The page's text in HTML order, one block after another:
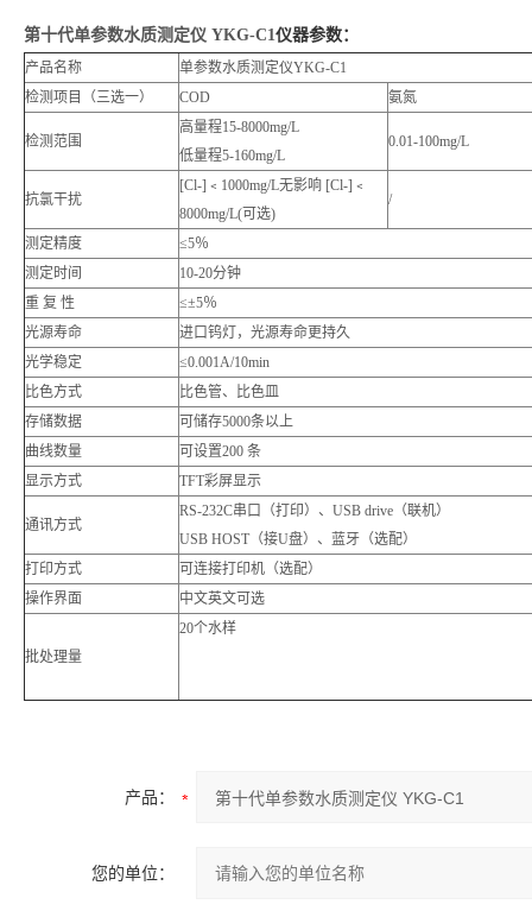
第十代单参数水质测定仪 YKG-C1仪器参数：
产品名称
单参数水质测定仪YKG-C1
检测项目（三选一）
COD 氨氮
检测范围
高量程15-8000mg/L
低量程5-160mg/L
0.01-100mg/L
抗氯干扰
[Cl-]﹤1000mg/L无影响 [Cl-]﹤
8000mg/L(可选)
/
测定精度
≤5％
测定时间
10-20分钟
重 复 性
≤±5％
光源寿命
进口钨灯，光源寿命更持久
光学稳定
≤0.001A/10min
比色方式
比色管、比色皿
存储数据
可储存5000条以上
曲线数量
可设置200 条
显示方式
TFT彩屏显示
通讯方式
RS-232C串口（打印）、USB drive（联机）
USB HOST（接U盘）、蓝牙（选配）
打印方式
可连接打印机（选配）
操作界面
中文英文可选
批处理量
20个水样
产品：
您的单位：